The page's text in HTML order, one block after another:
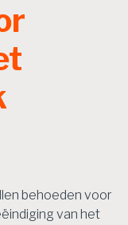
behoeden voor
van het